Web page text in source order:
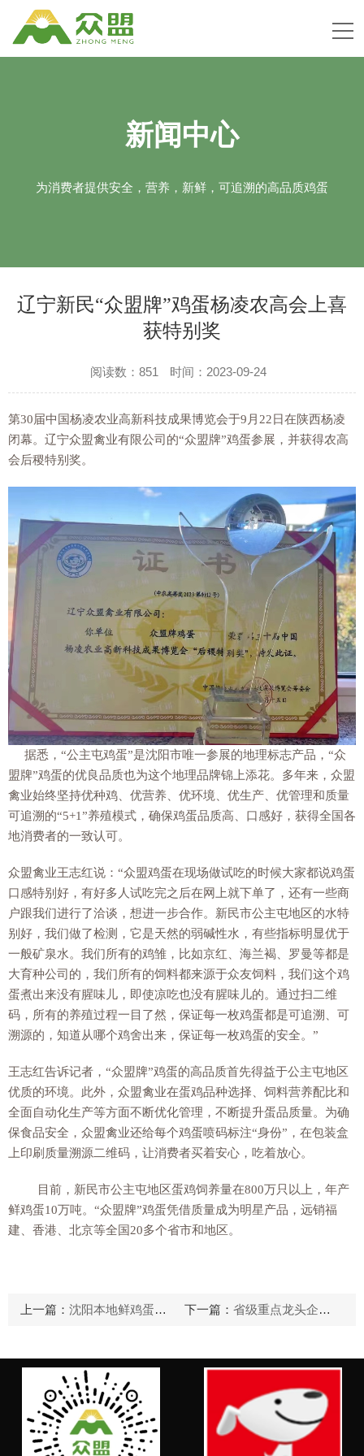
新闻中心
为消费者提供安全，营养，新鲜，可追溯的高品质鸡蛋
辽宁新民“众盟牌”鸡蛋杨凌农高会上喜
获特别奖
阅读数： 851 时间：2023-09-24
第30届中国杨凌农业高新科技成果博览会于9 月 22 日在陕西杨凌
闭幕。辽宁众盟禽业有限公司的“众盟牌”鸡蛋参展，并获得农高
会后稷特别奖。
据悉，“公主屯鸡蛋”是沈阳市唯一参展的地理标志产品，“众
盟牌”鸡蛋的优良品质也为这个地理品牌锦上添花。多年来，众盟
禽业始终坚持优种鸡、优营养、优环境、优生产、优管理和质量
可追溯的“5+1”养殖模式，确保鸡蛋品质高、口感好，获得全国各
地消费者的一致认可。
众盟禽业王志红说：“众盟鸡蛋在现场做试吃的时候大家都说鸡蛋
口感特别好，有好多人试吃完之后在网上就下单了，还有一些商
户跟我们进行了洽谈，想进一步合作。新民市公主屯地区的水特
别好，我们做了检测，它是天然的弱碱性水，有些指标明显优于
一般矿泉水。我们所有的鸡雏，比如京红、海兰褐、罗曼等都是
大育种公司的，我们所有的饲料都来源于众友饲料，我们这个鸡
蛋煮出来没有腥味儿，即使凉吃也没有腥味儿的。通过扫二维
码，所有的养殖过程一目了然，保证每一枚鸡蛋都是可追溯、可
溯源的，知道从哪个鸡舍出来，保证每一枚鸡蛋的安全。”
王志红告诉记者，“众盟牌”鸡蛋的高品质首先得益于公主屯地区
优质的环境。此外，众盟禽业在蛋鸡品种选择、饲料营养配比和
全面自动化生产等方面不断优化管理，不断提升蛋品质量。为确
保食品安全，众盟禽业还给每个鸡蛋喷码标注“身份”，在包装盒
上印刷质量溯源二维码，让消费者买着安心，吃着放心。
目前，新民市公主屯地区蛋鸡饲养量在800万只以上，年产
鲜鸡蛋10万吨。“众盟牌”鸡蛋凭借质量成为明星产品，远销福
建、香港、北京等全国 20多个省市和地区。
上一篇： 沈阳本地鲜鸡蛋首次出口香港 下一篇：省级重点龙头企业认定和运行监测名单公示，众盟禽业，榜上有名